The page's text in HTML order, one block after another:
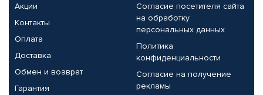
Акции
Контакты
Оплата
Доставка
Обмен и возврат
Гарантия
Согласие посетителя сайта
на обработку
персональных данных
Политика
конфиденциальности
Согласие на получение
рекламы